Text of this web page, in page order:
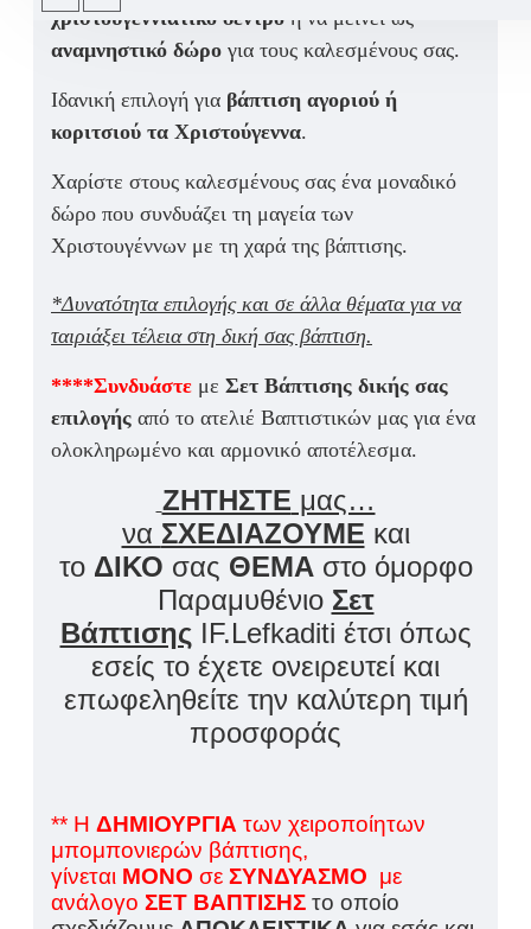
χριστουγεννιάτικο δέντρο ή να μείνει ως
αναμνηστικό δώρο για τους καλεσμένους σας.
Ιδανική επιλογή για βάπτιση αγοριού ή
κοριτσιού τα Χριστούγεννα.
Χαρίστε στους καλεσμένους σας ένα μοναδικό
δώρο που συνδυάζει τη μαγεία των
Χριστουγέννων με τη χαρά της βάπτισης.
*Δυνατότητα επιλογής και σε άλλα θέματα για να
ταιριάξει τέλεια στη δική σας βάπτιση.
****Συνδυάστε με Σετ Βάπτισης δικής σας
επιλογής από το ατελιέ Βαπτιστικών μας για ένα
ολοκληρωμένο και αρμονικό αποτέλεσμα.
ΖΗΤΗΣΤΕ μας…
να ΣΧΕΔΙΑΖΟΥΜΕ και
το ΔΙΚΟ σας ΘΕΜΑστο όμορφο
Παραμυθένιο Σετ
ΒάπτισηςIF.Lefkaditi έτσι όπως
εσείς το έχετε ονειρευτεί και
επωφεληθείτε την καλύτερη τιμή
προσφοράς
** Η ΔΗΜΙΟΥΡΓΙΑ των χειροποίητων
μπομπονιερών βάπτισης,
γίνεται ΜΟΝΟ σε ΣΥΝΔΥΑΣΜΟ με
ανάλογο ΣΕΤ ΒΑΠΤΙΣΗΣ το οποίο